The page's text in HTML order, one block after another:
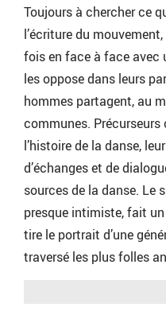
Toujours à chercher ce
l’écriture du
fois en face à face avec
les oppose dans leurs
hommes partagent, au
communes.
l’histoire de la danse,
d’échanges et de
sources de la danse. Le
presque intimiste, fait
tire le portrait d’une
traversé les plus folles